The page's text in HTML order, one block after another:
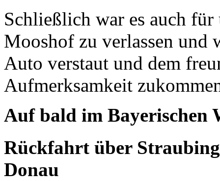
Schließlich war es auch
Mooshof zu verlassen und
Auto verstaut und dem
Aufmerksamkeit
Auf bald im Bayerischen
Rückfahrt über
Donau